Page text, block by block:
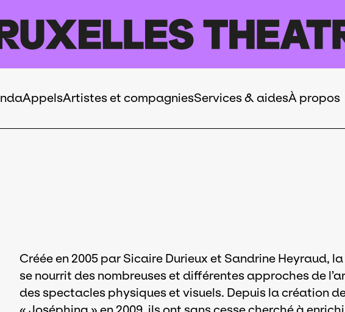
AppelsArtistes et compagniesServices & aidesÀ propos
Créée en 2005 par Sicaire Durieux et Sandrine Heyraud,
se nourrit des nombreuses et différentes approches de
des spectacles physiques et visuels. Depuis la création